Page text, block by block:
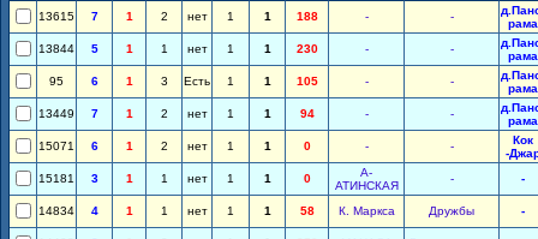
13615 7 1 2 нет 1 1 188 - -
рама
13844
5 1 1 нет 1 1 230 - -
рама
95
6 1 3 Есть 1 1 105 - -
рама
13449
7 1 2 нет 1 1 94 - -
рама
15071
6 1 2 нет 1 1 0 - -
Кок
-
15181
3 1 1 нет 1 1 0
А-
АТИНСКАЯ
- -
14834 4 1 1 нет 1 1 58 К. Маркса Дружбы -